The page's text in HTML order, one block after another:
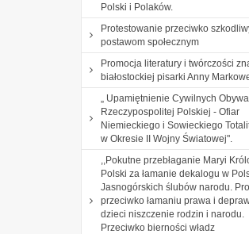
Polski i Polaków.
Protestowanie przeciwko
postawom społecznym
Promocja literatury i twórczości
białostockiej pisarki Anny
„ Upamiętnienie Cywilnych
Rzeczypospolitej Polskiej - Ofiar
Niemieckiego i Sowieckiego
w Okresie II Wojny Światowej".
,,Pokutne przebłaganie Maryi
Polski za łamanie dekalogu w
Jasnogórskich ślubów narodu.
przeciwko łamaniu prawa i
dzieci niszczenie rodzin i narodu.
Przeciwko bierności władz